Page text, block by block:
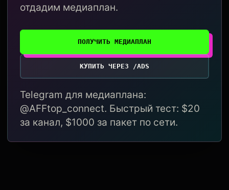
отдадим медиаплан.
ПОЛУЧИТЬ МЕДИАПЛАН
КУПИТЬ ЧЕРЕЗ /ADS
Telegram для медиаплана:
@AFFtop_connect. Быстрый тест: $20
за канал, $1000 за пакет по сети.